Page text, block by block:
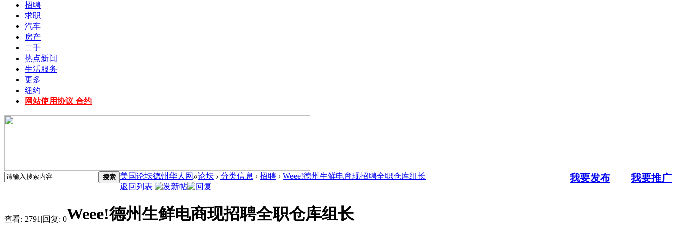
招聘
求职
汽车
房产
二手
热点新闻
生活服务
更多
纽约
网站使用协议 合约
搜索 我要发布 我要推广
美国论坛德州华人网 »论坛 › 分类信息 › 招聘 › Weee!德州生鲜电商现招聘全职仓库组长
返回列表
查看: 2791 |回复: 0Weee!德州生鲜电商现招聘全职仓库组长